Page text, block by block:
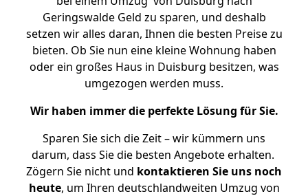
Geringswalde Geld zu sparen, und deshalb
setzen wir alles daran, Ihnen die besten Preise zu
bieten. Ob Sie nun eine kleine Wohnung haben
oder ein großes Haus in Duisburg besitzen, was
umgezogen werden muss.
Wir haben immer die perfekte Lösung für Sie.
Sparen Sie sich die Zeit – wir kümmern uns
darum, dass Sie die besten Angebote erhalten.
Zögern Sie nicht und kontaktieren Sie uns noch
heute, um Ihren deutschlandweiten Umzug von